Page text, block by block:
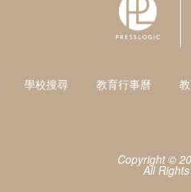
學校搜尋 教育行事曆
Copyright ©
All